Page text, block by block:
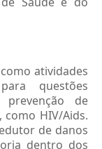
atividades
questões
de
como HIV/Aids.
de danos
dentro dos